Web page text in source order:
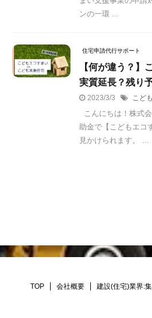
ンの一環 ...
住宅申請代行サポート
【何が違う？】
実質延長？残り
2023/3/3 こど
こんにちは！株式
助金で【こどもエコ
見かけられます。 ...
TOP 会社概要 建設(住宅)業界: